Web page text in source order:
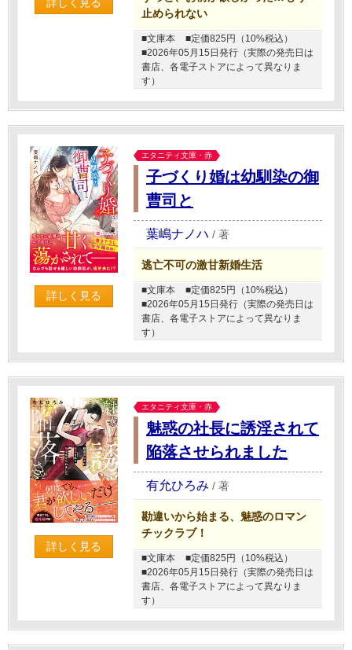
止められない
■文庫本
■定価825円（10%税込）
■2026年05月15日発行（実際の発売日は
書店、各電子ストアによって異なりま
す）
詳しく見る
エタニティ文庫・赤
子づくり婚は幼馴染の御
曹司と
葉嶋ナノハ / 著
逃亡不可の激甘新婚生活
■文庫本
■定価825円（10%税込）
■2026年05月15日発行（実際の発売日は
書店、各電子ストアによって異なりま
す）
詳しく見る
エタニティ文庫・赤
魅惑の社長に誘淫されて
陥落させられました
有允ひろみ / 著
勘違いから始まる、魅惑のロマン
チックラブ！
■文庫本
■定価825円（10%税込）
■2026年05月15日発行（実際の発売日は
書店、各電子ストアによって異なりま
す）